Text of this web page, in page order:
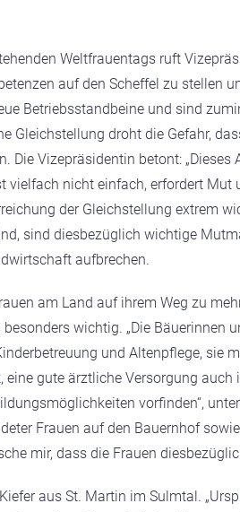
Weltfrauentags ruft
auf den Scheffel zu stellen
Betriebsstandbeine und sind
Gleichstellung droht die Gefahr,
Die Vizepräsidentin betont:
vielfach nicht einfach, erfordert
der Gleichstellung extrem
sind diesbezüglich wichtige
aufbrechen.
am Land auf ihrem Weg zu
wichtig. „Die Bäuerinnen
und Altenpflege, sie
eine gute ärztliche Versorgung
vorfinden“,
Frauen auf den Bauernhof
mir, dass die Frauen
aus St. Martin im Sulmtal.